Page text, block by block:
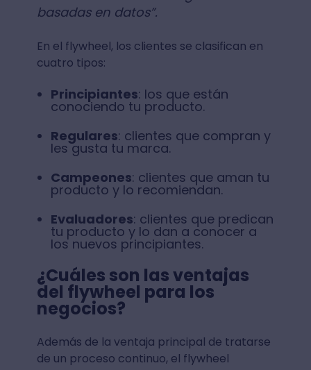
basadas en datos”.
En el flywheel, los clientes se clasifican en
cuatro tipos:
Principiantes: los que están
conociendo tu producto.
Regulares: clientes que compran y
les gusta tu marca.
Campeones: clientes que aman tu
producto y lo recomiendan.
Evaluadores: clientes que predican
tu producto y lo dan a conocer a
los nuevos principiantes.
¿Cuáles son las ventajas
del flywheel para los
negocios?
Además de la ventaja principal de tratarse
de un proceso continuo, el flywheel